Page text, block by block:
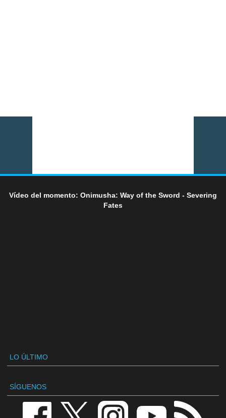
Vídeo del momento: Onimusha: Way of the Sword - Severing
Fates
LO ÚLTIMO
SÍGUENOS